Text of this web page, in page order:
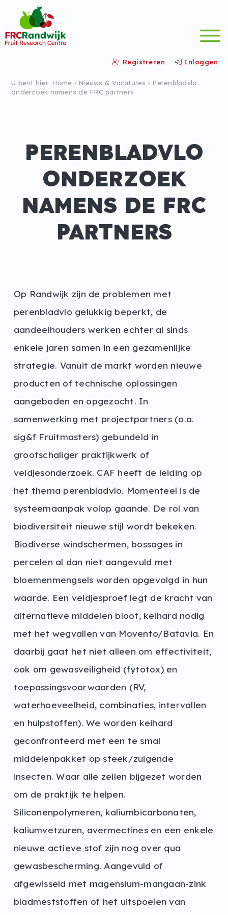
Registreren Inloggen
U bent hier: Home › Nieuws &Vacatures › Perenbladvlo
onderzoek namens de FRC partners
PERENBLADVLO
ONDERZOEK
NAMENS DE FRC
PARTNERS
Op Randwijk zijn de problemen met
perenbladvlo gelukkig beperkt, de
aandeelhouders werken echter al sinds
enkele jaren samen in een gezamenlijke
strategie. Vanuit de markt worden nieuwe
producten of technische oplossingen
aangeboden en opgezocht. In
samenwerking met projectpartners (o.a.
sig&f Fruitmasters) gebundeld in
grootschaliger praktijkwerk of
veldjesonderzoek. CAF heeft de leiding op
het thema perenbladvlo. Momenteel is de
systeemaanpak volop gaande. De rol van
biodiversiteit nieuwe stijl wordt bekeken.
Biodiverse windschermen, bossages in
percelen al dan niet aangevuld met
bloemenmengsels worden opgevolgd in hun
waarde. Een veldjesproef legt de kracht van
alternatieve middelen bloot, keihard nodig
met het wegvallen van Movento/Batavia. En
daarbij gaat het niet alleen om effectiviteit,
ook om gewasveiligheid (fytotox) en
toepassingsvoorwaarden (RV,
waterhoeveelheid, combinaties, intervallen
en hulpstoffen). We worden keihard
geconfronteerd met een te smal
middelenpakket op steek/zuigende
insecten. Waar alle zeilen bijgezet worden
om de praktijk te helpen.
Siliconenpolymeren, kaliumbicarbonaten,
kaliumvetzuren, avermectines en een enkele
nieuwe actieve stof zijn nog over qua
gewasbescherming. Aangevuld of
afgewisseld met magensium-mangaan-zink
bladmeststoffen of het uitspoelen van